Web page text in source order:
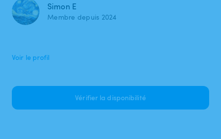
Simon E
Membre depuis 2024
Voir le profil
Vérifier la disponibilité